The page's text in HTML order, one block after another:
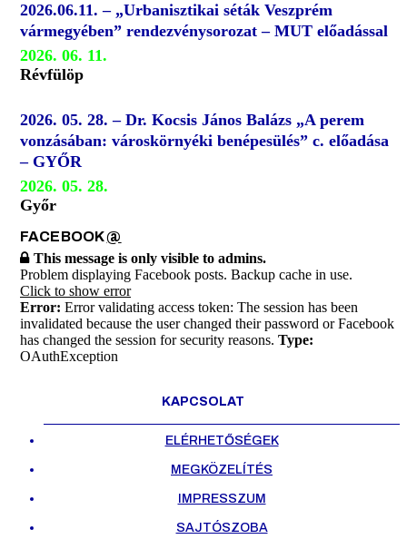
2026.06.11. – „Urbanisztikai séták Veszprém
vármegyében” rendezvénysorozat – MUT előadással
2026. 06. 11.
Révfülöp
2026. 05. 28. – Dr. Kocsis János Balázs „A perem
vonzásában: városkörnyéki benépesülés” c. előadása
– GYŐR
2026. 05. 28.
Győr
FACEBOOK@
This message is only visible to admins.
Problem displaying Facebook posts. Backup cache in use.
Click to show error
Error: Error validating access token: The session has been
invalidated because the user changed their password or Facebook
has changed the session for security reasons. Type:
OAuthException
KAPCSOLAT
ELÉRHETŐSÉGEK
MEGKÖZELÍTÉS
IMPRESSZUM
SAJTÓSZOBA